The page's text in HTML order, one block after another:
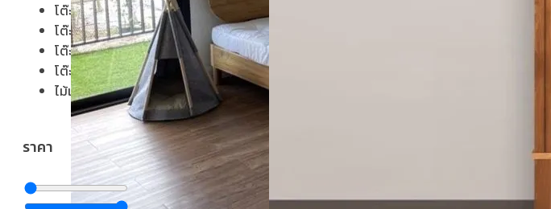
โต๊ะวางของ
โต๊ะหมู่บูชา
โต๊ะอาหาร
โต๊ะเครื่อง(แป้ง)
ไม้แปรรูป อื่นๆ
ราคา